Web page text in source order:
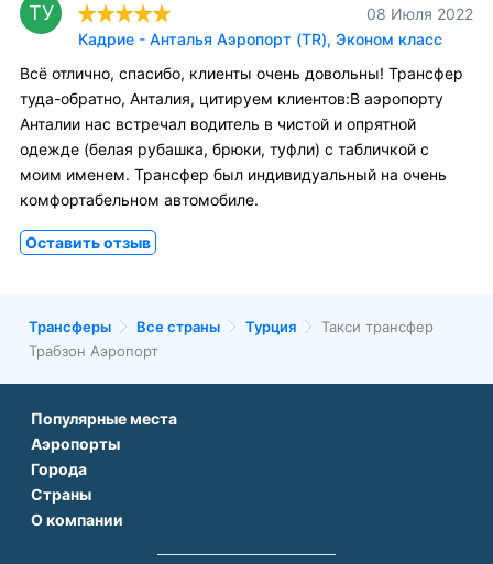
ТУ
08 Июля 2022
Кадрие - Анталья Аэропорт (TR), Эконом класс
Всё отлично, спасибо, клиенты очень довольны! Трансфер
туда-обратно, Анталия, цитируем клиентов:В аэропорту
Анталии нас встречал водитель в чистой и опрятной
одежде (белая рубашка, брюки, туфли) с табличкой с
моим именем. Трансфер был индивидуальный на очень
комфортабельном автомобиле.
Оставить отзыв
Трансферы Все страны Турция
Такси трансфер
Трабзон Аэропорт
Популярные места
Аэропорт Подгорицы
Аэропорт Белграда
Аэропорт Дубая
Аэропорты
Аэропорт Антальи
Аэропорт Тбилиси
Города
Трансфер в Париже
Трансфер в Дубае
Трансфер в Риме
Страны
Трансфер во Франции
Трансфер в Турции
О компании